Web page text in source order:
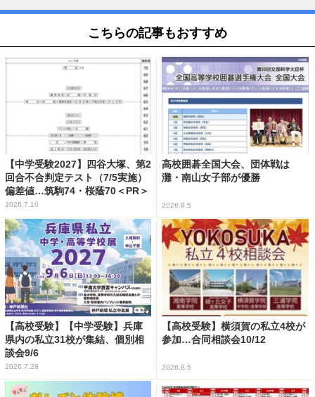
こちらの記事もおすすめ
【中学受験2027】四谷大塚、第2
回合不合判定テスト（7/5実施）
偏差値…筑駒74・桜蔭70＜PR＞
2026.7.10
高校囲碁全国大会、団体戦は
灘・南山女子部が優勝
2026.8.5
【高校受験】【中学受験】兵庫
県内の私立31校が集結、個別相
談会9/6
2026.7.28
【高校受験】横須賀の私立4校が
参加…合同相談会10/12
2026.8.5